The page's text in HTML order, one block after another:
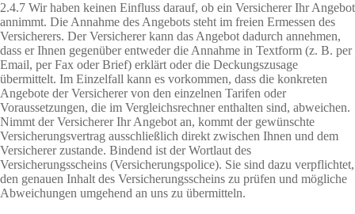
2.4.7 Wir haben keinen Einfluss darauf, ob ein Versicherer Ihr Angebot
annimmt. Die Annahme des Angebots steht im freien Ermessen des
Versicherers. Der Versicherer kann das Angebot dadurch annehmen,
dass er Ihnen gegenüber entweder die Annahme in Textform (z. B. per
Email, per Fax oder Brief) erklärt oder die Deckungszusage
übermittelt. Im Einzelfall kann es vorkommen, dass die konkreten
Angebote der Versicherer von den einzelnen Tarifen oder
Voraussetzungen, die im Vergleichsrechner enthalten sind, abweichen.
Nimmt der Versicherer Ihr Angebot an, kommt der gewünschte
Versicherungsvertrag ausschließlich direkt zwischen Ihnen und dem
Versicherer zustande. Bindend ist der Wortlaut des
Versicherungsscheins (Versicherungspolice). Sie sind dazu verpflichtet,
den genauen Inhalt des Versicherungsscheins zu prüfen und mögliche
Abweichungen umgehend an uns zu übermitteln.